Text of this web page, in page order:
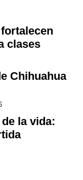
clases
Chihuahua
la vida: